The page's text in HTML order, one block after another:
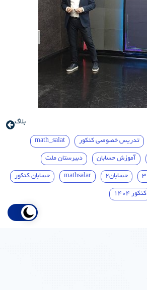
بلاگ
تدریس خصوصی کنکور math_salat
آموزش حسابان دبیرستان ملت
حسابان2 mathsalar حسابان کنکور
کنکور 1404